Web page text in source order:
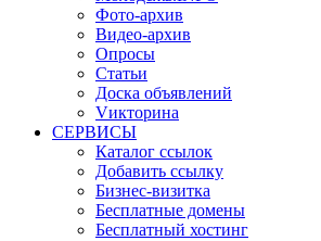
Фото-архив
Видео-архив
Опросы
Статьи
Доска объявлений
Vикторина
СЕРВИСЫ
Каталог ссылок
Добавить ссылку
Бизнес-визитка
Бесплатные домены
Бесплатный хостинг